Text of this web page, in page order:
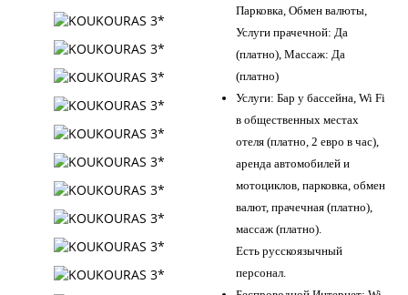
Парковка, Обмен валюты,
Услуги прачечной: Да
(платно), Массаж: Да
(платно)
Услуги: Бар у бассейна, Wi Fi
в общественных местах
отеля (платно, 2 евро в час),
аренда автомобилей и
мотоциклов, парковка, обмен
валют, прачечная (платно),
массаж (платно).
Есть русскоязычный
персонал.